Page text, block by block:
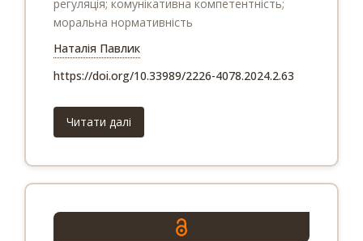
регуляція; комунікативна компетентність;
моральна нормативність
Наталія Павлик
https://doi.org/10.33989/2226-4078.2024.2.63
Читати далі